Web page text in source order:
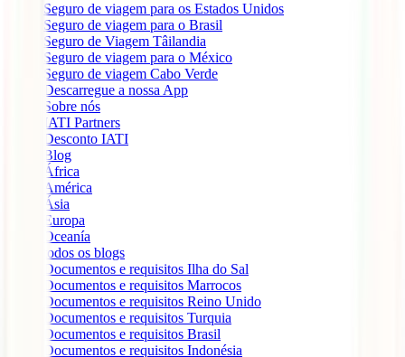
Seguro de viagem para os Estados Unidos
Seguro de viagem para o Brasil
Seguro de Viagem Tâilandia
Seguro de viagem para o México
Seguro de viagem Cabo Verde
Descarregue a nossa App
Sobre nós
IATI Partners
Desconto IATI
Blog
África
América
Ásia
Europa
Oceanía
todos os blogs
Documentos e requisitos Ilha do Sal
Documentos e requisitos Marrocos
Documentos e requisitos Reino Unido
Documentos e requisitos Turquia
Documentos e requisitos Brasil
Documentos e requisitos Indonésia